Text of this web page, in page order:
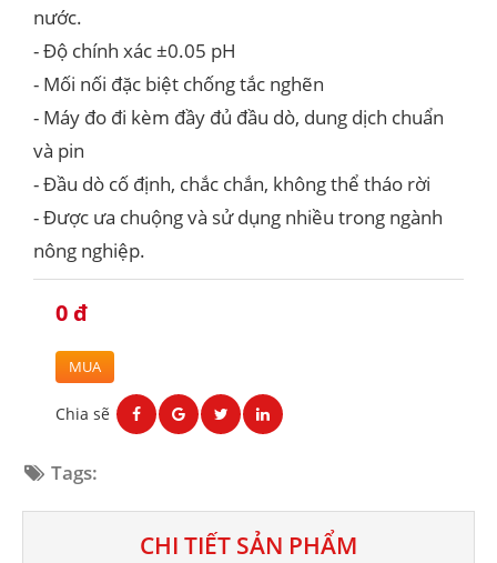
nước.
- Độ chính xác ±0.05 pH
- Mối nối đặc biệt chống tắc nghẽn
- Máy đo đi kèm đầy đủ đầu dò, dung dịch chuẩn
và pin
- Đầu dò cố định, chắc chắn, không thể tháo rời
- Được ưa chuộng và sử dụng nhiều trong ngành
nông nghiệp.
0 đ
MUA
Chia sẽ
Tags:
CHI TIẾT SẢN PHẨM